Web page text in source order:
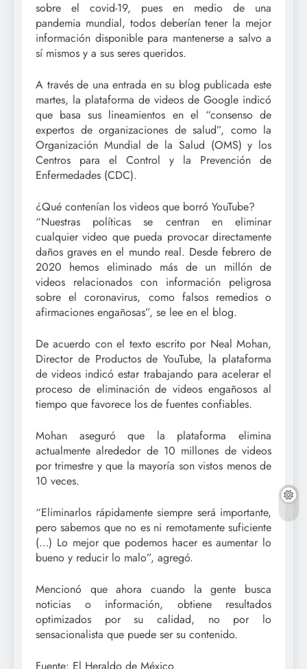
sobre el covid-19, pues en medio de una
pandemia mundial, todos deberían tener la mejor
información disponible para mantenerse a salvo a
sí mismos y a sus seres queridos.
A través de una entrada en su blog publicada este
martes, la plataforma de videos de Google indicó
que basa sus lineamientos en el “consenso de
expertos de organizaciones de salud”, como la
Organización Mundial de la Salud (OMS) y los
Centros para el Control y la Prevención de
Enfermedades (CDC).
¿Qué contenían los videos que borró YouTube?
“Nuestras políticas se centran en eliminar
cualquier video que pueda provocar directamente
daños graves en el mundo real. Desde febrero de
2020 hemos eliminado más de un millón de
videos relacionados con información peligrosa
sobre el coronavirus, como falsos remedios o
afirmaciones engañosas”, se lee en el blog.
De acuerdo con el texto escrito por Neal Mohan,
Director de Productos de YouTube, la plataforma
de videos indicó estar trabajando para acelerar el
proceso de eliminación de videos engañosos al
tiempo que favorece los de fuentes confiables.
Mohan aseguró que la plataforma elimina
actualmente alrededor de 10 millones de videos
por trimestre y que la mayoría son vistos menos de
10 veces.
“Eliminarlos rápidamente siempre será importante,
pero sabemos que no es ni remotamente suficiente
(…) Lo mejor que podemos hacer es aumentar lo
bueno y reducir lo malo”, agregó.
Mencionó que ahora cuando la gente busca
noticias o información, obtiene resultados
optimizados por su calidad, no por lo
sensacionalista que puede ser su contenido.